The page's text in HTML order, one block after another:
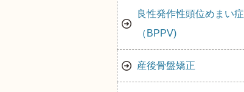
良性発作性頭位めまい症
（BPPV)
産後骨盤矯正